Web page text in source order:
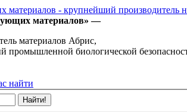
материалов» —
материалов Абрис,
промышленной биологической
найти